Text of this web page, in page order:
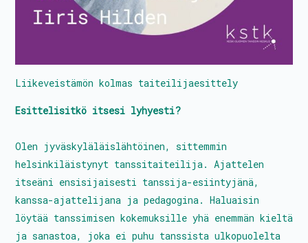
PROtunnit
Avustukset
Palkkatilauslomake
Hallitus
Tietoa toiminnasta
Liikeveistämön kolmas taiteilijaesittely
Esittelisitkö itsesi lyhyesti?
Olen jyväskyläläislähtöinen, sittemmin
helsinkiläistynyt tanssitaiteilija. Ajattelen
itseäni ensisijaisesti tanssija-esiintyjänä,
kanssa-ajattelijana ja pedagogina. Haluaisin
löytää tanssimisen kokemuksille yhä enemmän kieltä
ja sanastoa, joka ei puhu tanssista ulkopuolelta